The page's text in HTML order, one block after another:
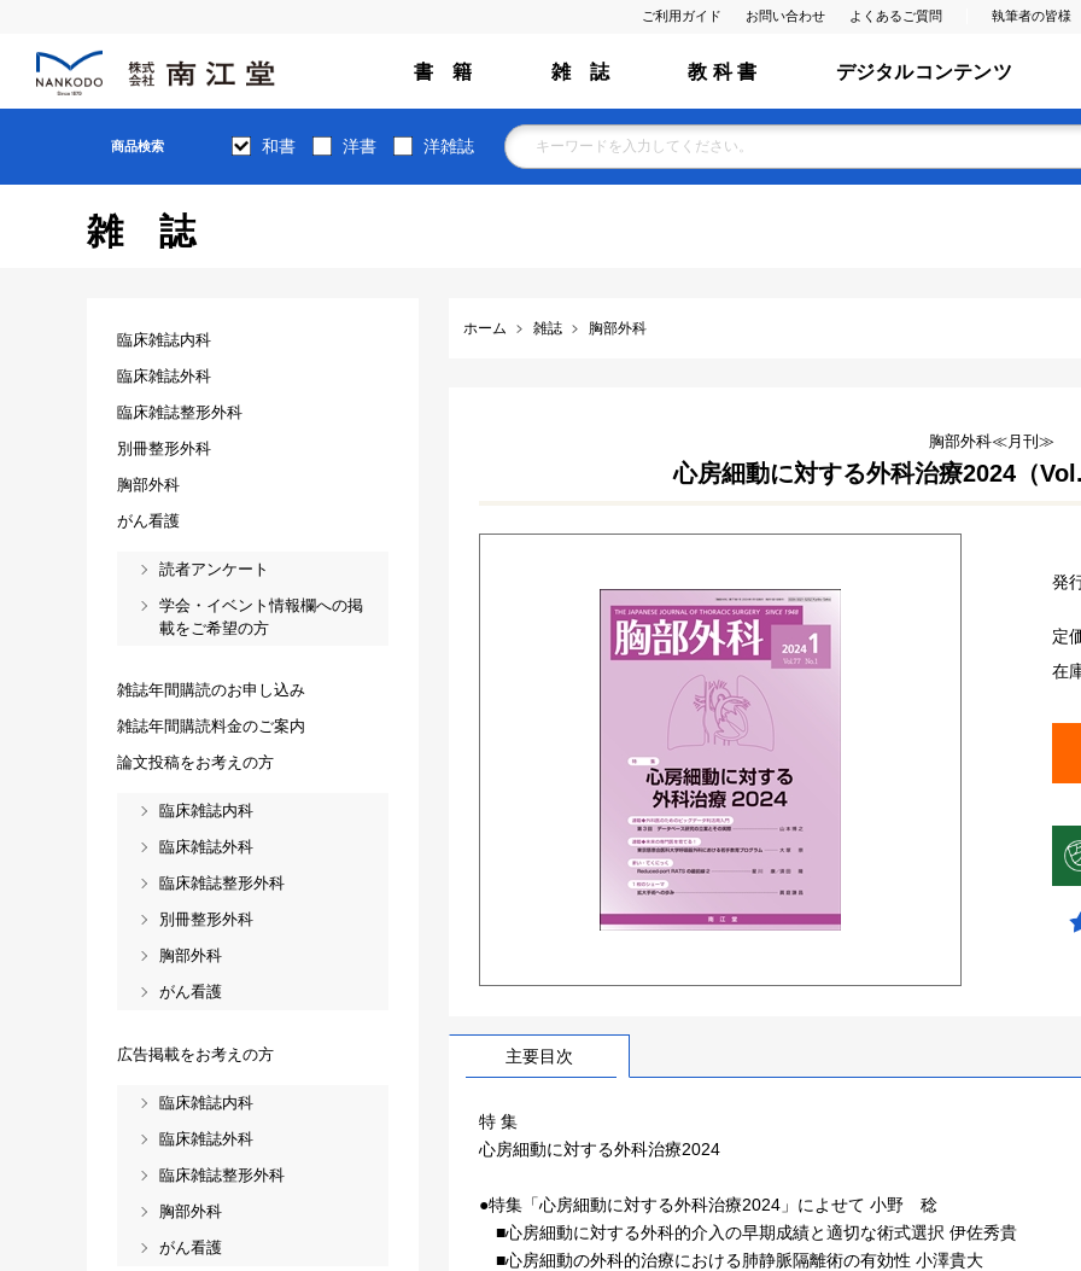
ご利用ガイド お問い合わせ よくあるご質問 執筆者の皆様
書 籍 雑 誌 教 科 書 デジタルコンテンツ
商品検索 和書 洋書 洋雑誌
雑誌
ホーム 雑誌 胸部外科
胸部外科≪月刊≫
心房細動に対する外科治療2024（
発
在
定
主要目次
特 集
心房細動に対する外科治療2024
●特集「心房細動に対する外科治療2024」によせて 小野 稔
■心房細動に対する外科的介入の早期成績と適切な術式選択 伊佐秀貴
■心房細動の外科的治療における肺静脈隔離術の有効性 小澤貴大
臨床雑誌内科
臨床雑誌外科
臨床雑誌整形外科
別冊整形外科
胸部外科
がん看護
読者アンケート
学会・イベント情報欄への掲
載をご希望の方
雑誌年間購読のお申し込み
雑誌年間購読料金のご案内
論文投稿をお考えの方
臨床雑誌内科
臨床雑誌外科
臨床雑誌整形外科
別冊整形外科
胸部外科
がん看護
広告掲載をお考えの方
臨床雑誌内科
臨床雑誌外科
臨床雑誌整形外科
胸部外科
がん看護